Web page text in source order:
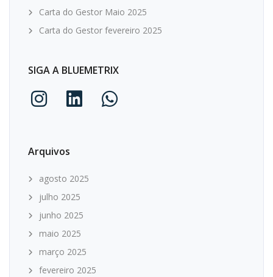
Carta do Gestor Maio 2025
Carta do Gestor fevereiro 2025
SIGA A BLUEMETRIX
Arquivos
agosto 2025
julho 2025
junho 2025
maio 2025
março 2025
fevereiro 2025